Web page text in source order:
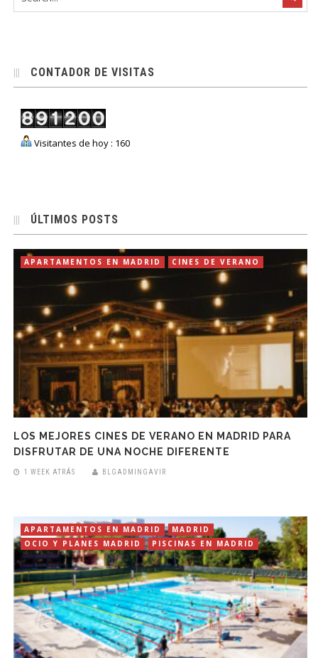
CONTADOR DE VISITAS
Visitantes de hoy : 160
ÚLTIMOS POSTS
APARTAMENTOS EN MADRID CINES DE VERANO
LOS MEJORES CINES DE VERANO EN MADRID PARA
DISFRUTAR DE UNA NOCHE DIFERENTE
1 WEEK ATRÁS BLGADMINGAVIR
APARTAMENTOS EN MADRID
MADRID
OCIO Y PLANES MADRID
PISCINAS EN MADRID